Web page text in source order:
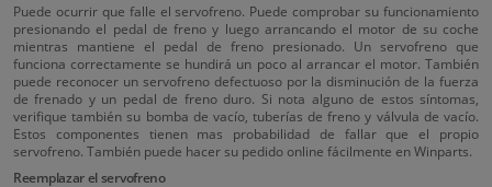
Puede ocurrir que falle el servofreno. Puede comprobar su funcionamiento
presionando el pedal de freno y luego arrancando el motor de su coche
mientras mantiene el pedal de freno presionado. Un servofreno que
funciona correctamente se hundirá un poco al arrancar el motor. También
puede reconocer un servofreno defectuoso por la disminución de la fuerza
de frenado y un pedal de freno duro. Si nota alguno de estos síntomas,
verifique también su bomba de vacío, tuberías de freno y válvula de vacío.
Estos componentes tienen mas probabilidad de fallar que el propio
servofreno. También puede hacer su pedido online fácilmente en Winparts.
Reemplazar el servofreno